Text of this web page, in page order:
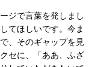
ジで言葉を発しまし
てほしいです。今ま
、そのギャップを見
セに、「ああ、ふざ